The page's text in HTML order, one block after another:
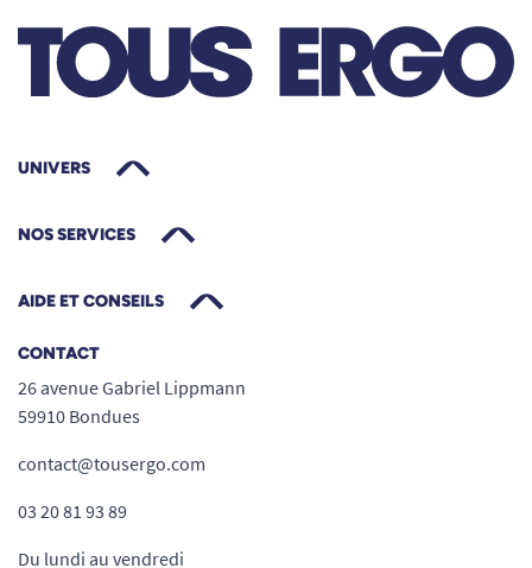
UNIVERS
NOS SERVICES
AIDE ET CONSEILS
CONTACT
26 avenue Gabriel Lippmann
59910 Bondues
contact@tousergo.com
03 20 81 93 89
Du lundi au vendredi